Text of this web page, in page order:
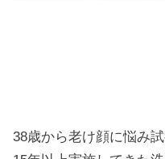
38歳から老け顔に悩み